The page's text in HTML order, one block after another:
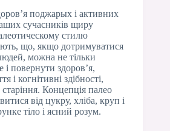
поджарых і активних
сучасників щиру
стилю
що, якщо дотримуватися
можна не тільки
і повернути здоров’я,
і когнітивні здібності,
Концепція палео
від цукру, хліба, круп і
тіло і ясний розум.